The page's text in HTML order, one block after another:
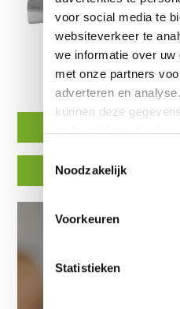
voor social media te
websiteverkeer te
we informatie over
met onze partners
adverteren en
kunnen deze
basis van uw gebruik
Toestemmingsselectie
Noodzakelijk
Voorkeuren
Statistieken
Voor nu uw lengte,
persoonlijke slaap
Matrastopper
De Afname
Oorzaken